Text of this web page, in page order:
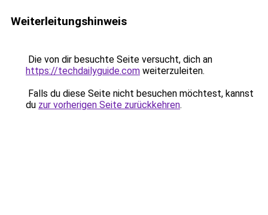
Weiterleitungshinweis
Die von dir besuchte Seite versucht, dich an
https://techdailyguide.com weiterzuleiten.
Falls du diese Seite nicht besuchen möchtest, kannst
du zur vorherigen Seite zurückkehren.